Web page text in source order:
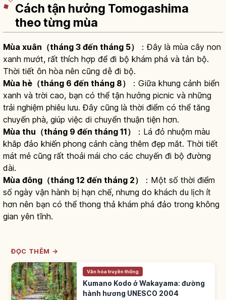
Cách tận hưởng Tomogashima
theo từng mùa
Mùa xuân（tháng 3 đến tháng 5）
：Đây là mùa cây non
xanh mướt, rất thích hợp để đi bộ khám phá và tản bộ.
Thời tiết ôn hòa nên cũng dễ đi bộ.
Mùa hè（tháng 6 đến tháng 8）
：Giữa khung cảnh biển
xanh và trời cao, bạn có thể tận hưởng picnic và những
trải nghiệm phiêu lưu. Đây cũng là thời điểm có thể tăng
chuyến phà, giúp việc di chuyển thuận tiện hơn.
Mùa thu（tháng 9 đến tháng 11）
：Lá đỏ nhuộm màu
khắp đảo khiến phong cảnh càng thêm đẹp mắt. Thời tiết
mát mẻ cũng rất thoải mái cho các chuyến đi bộ đường
dài.
Mùa đông（tháng 12 đến tháng 2）
：Một số thời điểm
số ngày vận hành bị hạn chế, nhưng do khách du lịch ít
hơn nên bạn có thể thong thả khám phá đảo trong không
gian yên tĩnh.
ĐỌC THÊM →
Văn hóa truyền thống
Kumano Kodo ở Wakayama: đường
hành hương UNESCO 2004